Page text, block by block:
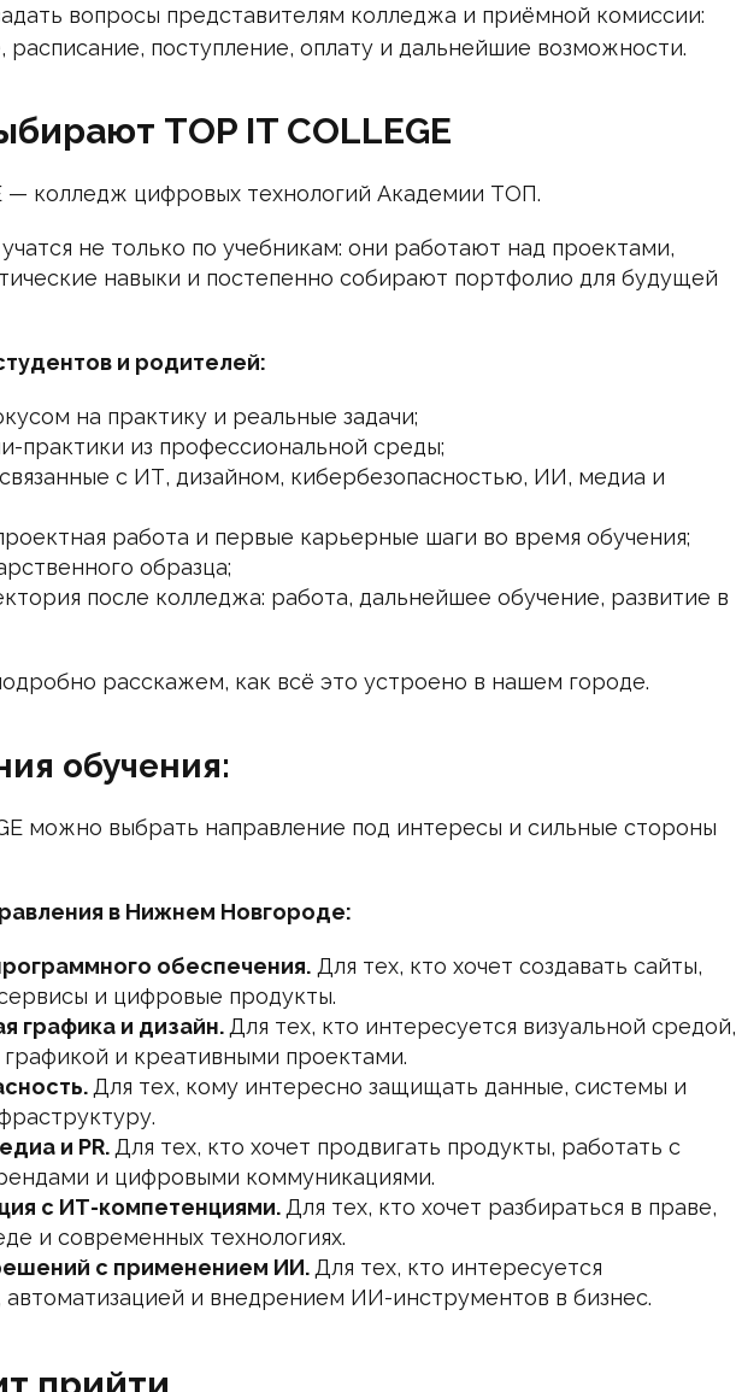
вопросы представителям колледжа и приёмной комиссии:
расписание, поступление, оплату и дальнейшие возможности.
TOP IT COLLEGE
— колледж цифровых технологий Академии ТОП.
не только по учебникам: они работают над проектами,
навыки и постепенно собирают портфолио для будущей
и родителей:
на практику и реальные задачи;
практики из профессиональной среды;
с ИТ, дизайном, кибербезопасностью, ИИ, медиа и
работа и первые карьерные шаги во время обучения;
образца;
после колледжа: работа, дальнейшее обучение, развитие в
расскажем, как всё это устроено в нашем городе.
обучения:
можно выбрать направление под интересы и сильные стороны
в Нижнем Новгороде:
обеспечения. Для тех, кто хочет создавать сайты,
и цифровые продукты.
графика и дизайн. Для тех, кто интересуется визуальной средой,
графикой и креативными проектами.
Для тех, кому интересно защищать данные, системы и
и PR. Для тех, кто хочет продвигать продукты, работать с
и цифровыми коммуникациями.
с ИТ-компетенциями. Для тех, кто хочет разбираться в праве,
и современных технологиях.
с применением ИИ. Для тех, кто интересуется
автоматизацией и внедрением ИИ-инструментов в бизнес.
прийти